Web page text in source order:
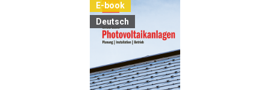
E-book
Deutsch